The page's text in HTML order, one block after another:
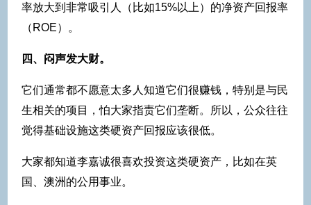
率放大到非常吸引人（比如15%以上）的净资产回报率
（ROE）。
四、闷声发大财。
它们通常都不愿意太多人知道它们很赚钱，特别是与民
生相关的项目，怕大家指责它们垄断。所以，公众往往
觉得基础设施这类硬资产回报应该很低。
大家都知道李嘉诚很喜欢投资这类硬资产，比如在英
国、澳洲的公用事业。